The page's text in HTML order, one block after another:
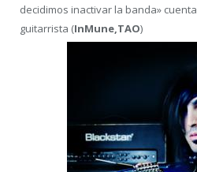
decidimos inactivar la banda» cuenta
guitarrista (InMune,TAO)